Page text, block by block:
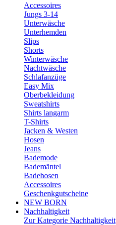
Accessoires
Jungs 3-14
Unterwäsche
Unterhemden
Slips
Shorts
Winterwäsche
Nachtwäsche
Schlafanzüge
Easy Mix
Oberbekleidung
Sweatshirts
Shirts langarm
T-Shirts
Jacken & Westen
Hosen
Jeans
Bademode
Bademäntel
Badehosen
Accessoires
Geschenkgutscheine
NEW BORN
Nachhaltigkeit
Zur Kategorie Nachhaltigkeit